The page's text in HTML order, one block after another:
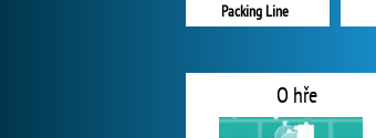
Packing Line
O hře